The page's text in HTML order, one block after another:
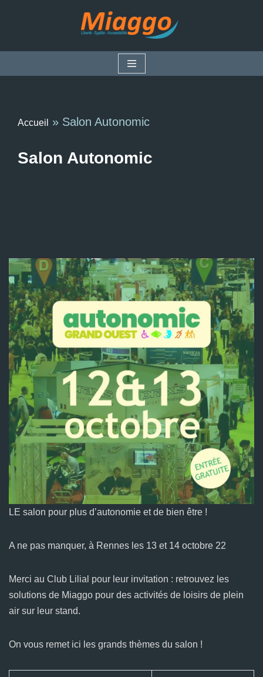
Accueil » Salon Autonomic
Salon Autonomic
LE salon pour plus d’autonomie et de bien être !
A ne pas manquer, à Rennes les 13 et 14 octobre 22
Merci au Club Lilial pour leur invitation : retrouvez les
solutions de Miaggo pour des activités de loisirs de plein
air sur leur stand.
On vous remet ici les grands thèmes du salon !